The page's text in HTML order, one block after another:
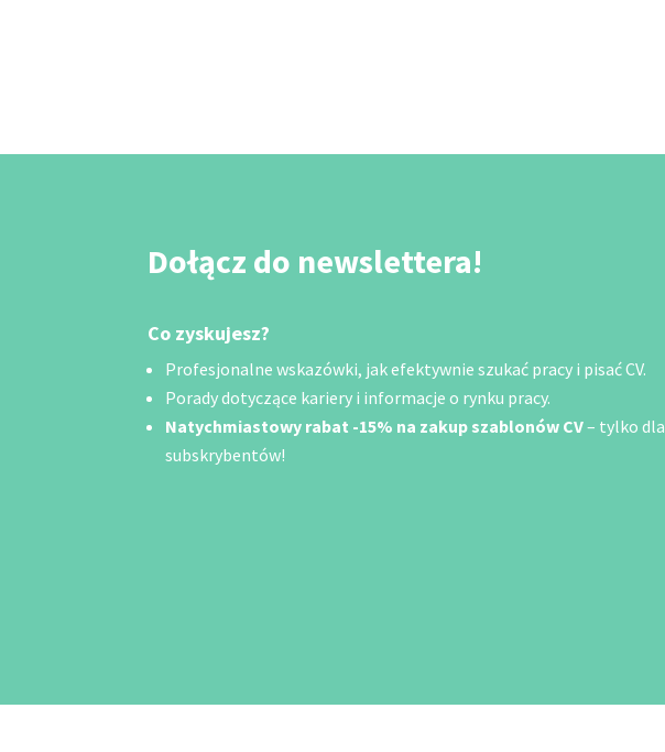
Dołącz do newslettera!
Co zyskujesz?
Profesjonalne wskazówki, jak efektywnie szukać pracy i pisać CV.
Porady dotyczące kariery i informacje o rynku pracy.
Natychmiastowy rabat -15% na zakup szablonów CV– tylko dla
subskrybentów!